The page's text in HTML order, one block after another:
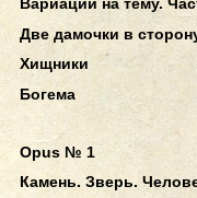
Две дамочки в
Хищники
Богема
Opus № 1
Камень. Зверь.